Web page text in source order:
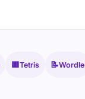
🟥Tetris 📝Wordle